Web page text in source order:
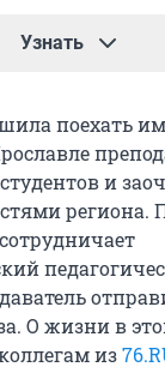
Узнать
Оператором
выступает
поехать
и
региона.
О жизни в
из